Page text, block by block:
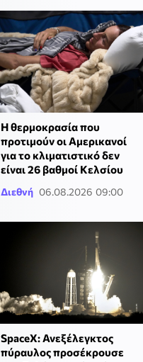
Η θερμοκρασία που
προτιμούν οι Αμερικανοί
για το κλιματιστικό δεν
είναι 26 βαθμοί Κελσίου
Διεθνή 06.08.2026 09:00
SpaceX: Ανεξέλεγκτος
πύραυλος προσέκρουσε